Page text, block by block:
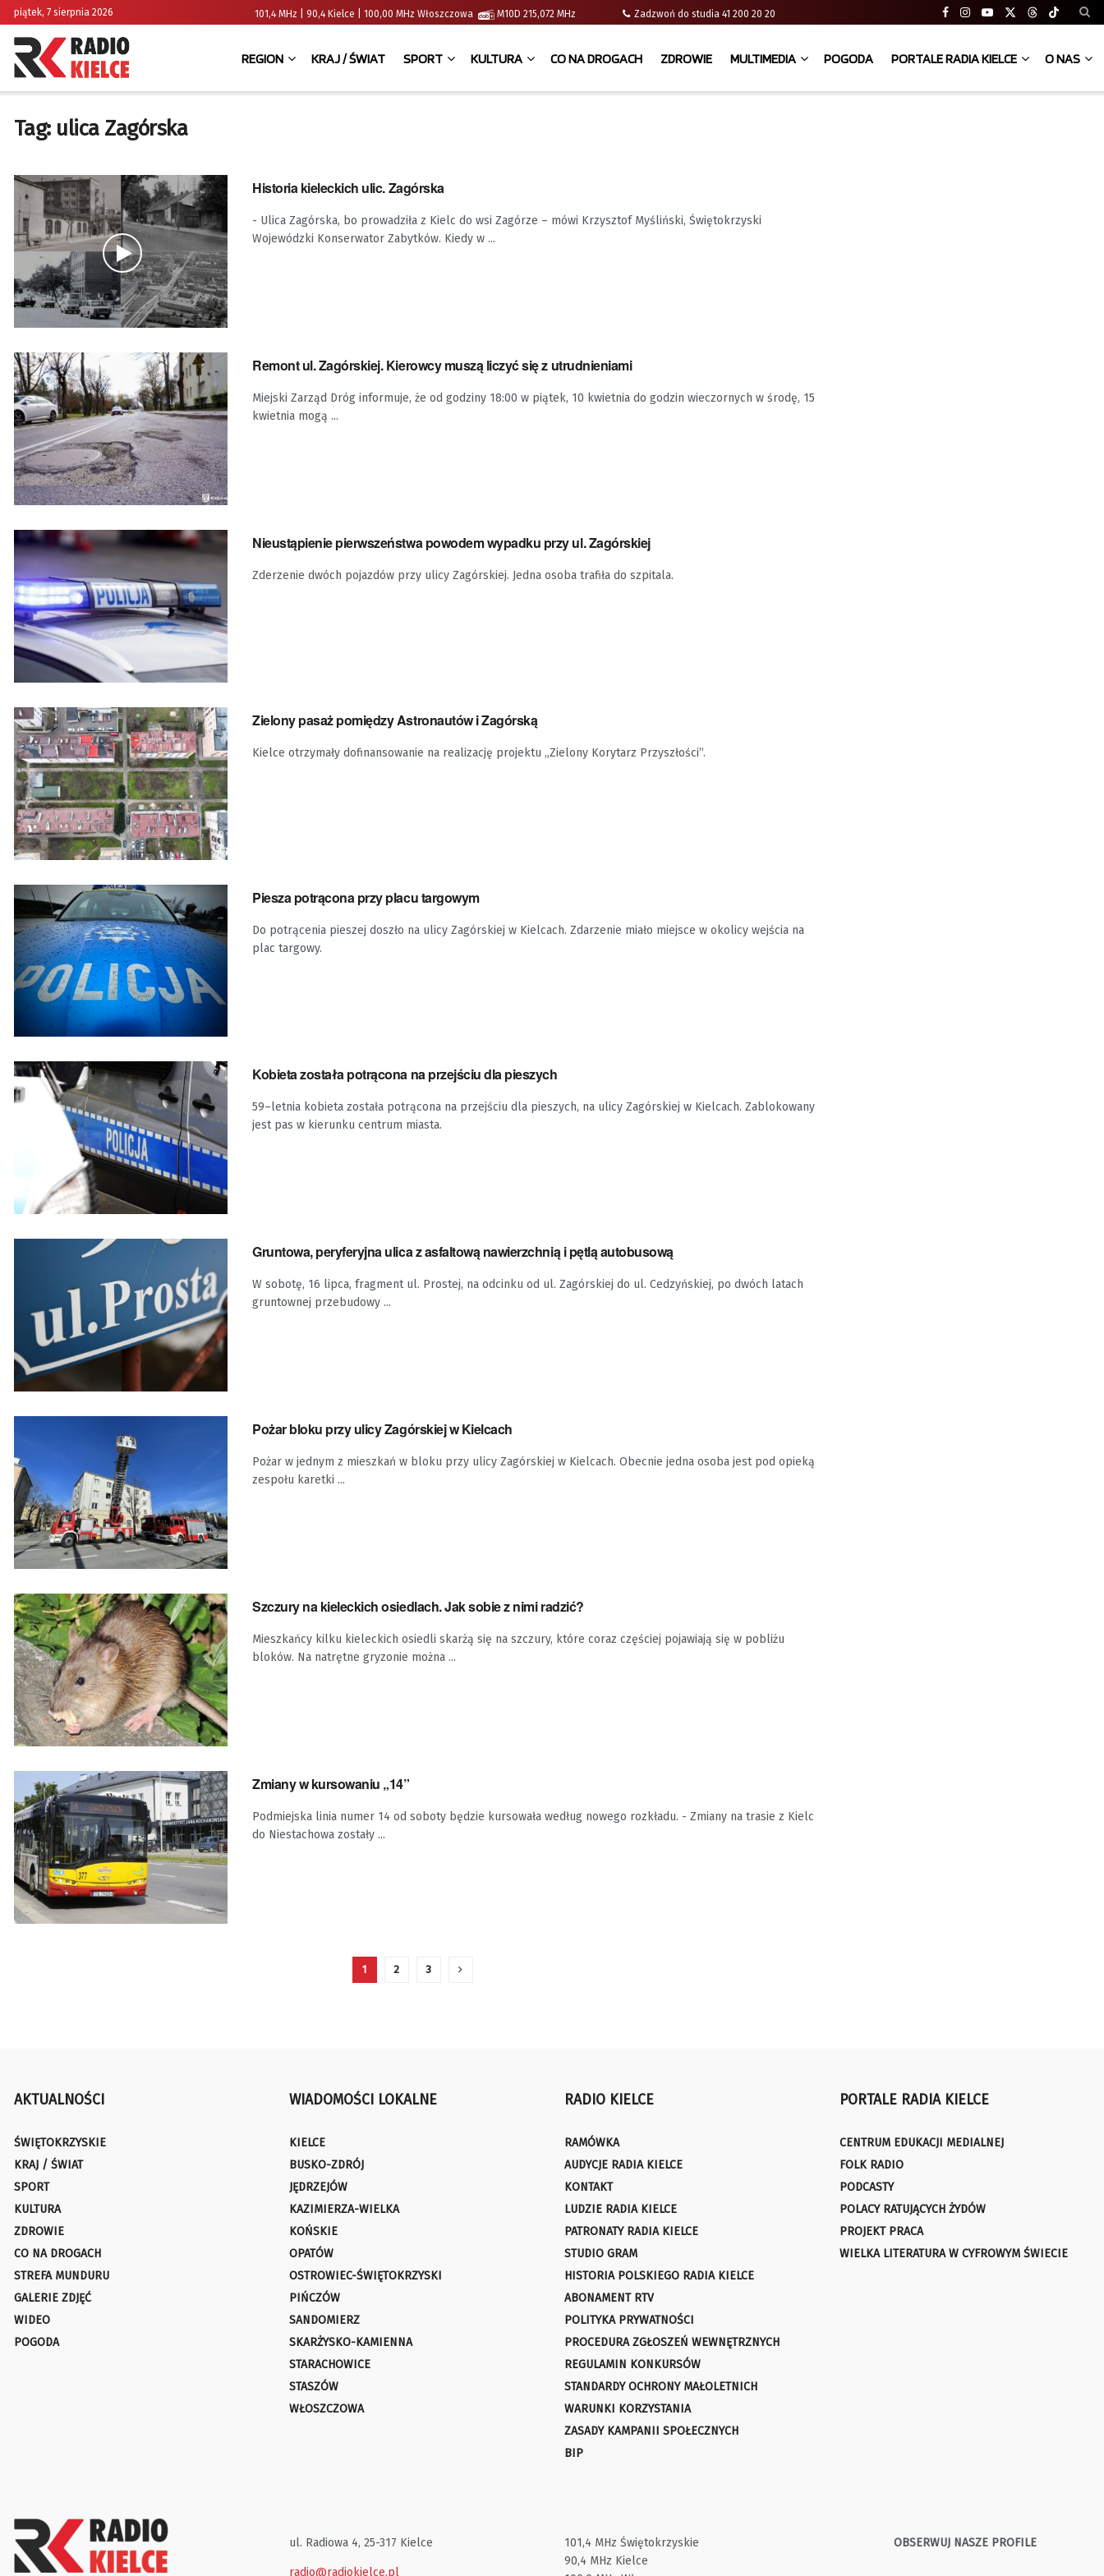
piątek, 7 sierpnia 2026 101,4 MHz | 90,4 Kielce | 100,00 MHz Włoszczowa M10D 215,072 MHz Zadzwoń do studia 41 200 20 20
REGION KRAJ / ŚWIAT SPORT KULTURA CO NA DROGACH ZDROWIE MULTIMEDIA POGODA PORTALE RADIA KIELCE O NAS
Tag: ulica Zagórska
Historia kieleckich ulic. Zagórska
- Ulica Zagórska, bo prowadziła z Kielc do wsi Zagórze – mówi Krzysztof Myśliński, Świętokrzyski
Wojewódzki Konserwator Zabytków. Kiedy w ...
Remont ul. Zagórskiej. Kierowcy muszą liczyć się z utrudnieniami
Miejski Zarząd Dróg informuje, że od godziny 18:00 w piątek, 10 kwietnia do godzin wieczornych w środę, 15
kwietnia mogą ...
Nieustąpienie pierwszeństwa powodem wypadku przy ul. Zagórskiej
Zderzenie dwóch pojazdów przy ulicy Zagórskiej. Jedna osoba trafiła do szpitala.
Zielony pasaż pomiędzy Astronautów i Zagórską
Kielce otrzymały dofinansowanie na realizację projektu „Zielony Korytarz Przyszłości”.
Piesza potrącona przy placu targowym
Do potrącenia pieszej doszło na ulicy Zagórskiej w Kielcach. Zdarzenie miało miejsce w okolicy wejścia na
plac targowy.
Kobieta została potrącona na przejściu dla pieszych
59–letnia kobieta została potrącona na przejściu dla pieszych, na ulicy Zagórskiej w Kielcach. Zablokowany
jest pas w kierunku centrum miasta.
Gruntowa, peryferyjna ulica z asfaltową nawierzchnią i pętlą autobusową
W sobotę, 16 lipca, fragment ul. Prostej, na odcinku od ul. Zagórskiej do ul. Cedzyńskiej, po dwóch latach
gruntownej przebudowy ...
Pożar bloku przy ulicy Zagórskiej w Kielcach
Pożar w jednym z mieszkań w bloku przy ulicy Zagórskiej w Kielcach. Obecnie jedna osoba jest pod opieką
zespołu karetki ...
Szczury na kieleckich osiedlach. Jak sobie z nimi radzić?
Mieszkańcy kilku kieleckich osiedli skarżą się na szczury, które coraz częściej pojawiają się w pobliżu
bloków. Na natrętne gryzonie można ...
Zmiany w kursowaniu „14”
Podmiejska linia numer 14 od soboty będzie kursowała według nowego rozkładu. - Zmiany na trasie z Kielc
do Niestachowa zostały ...
1 2 3
AKTUALNOŚCI
ŚWIĘTOKRZYSKIE
KRAJ / ŚWIAT
SPORT
KULTURA
ZDROWIE
CO NA DROGACH
STREFA MUNDURU
GALERIE ZDJĘĆ
WIDEO
POGODA
WIADOMOŚCI LOKALNE
KIELCE
BUSKO-ZDRÓJ
JĘDRZEJÓW
KAZIMIERZA-WIELKA
KOŃSKIE
OPATÓW
OSTROWIEC-ŚWIĘTOKRZYSKI
PIŃCZÓW
SANDOMIERZ
SKARŻYSKO-KAMIENNA
STARACHOWICE
STASZÓW
WŁOSZCZOWA
RADIO KIELCE
RAMÓWKA
AUDYCJE RADIA KIELCE
KONTAKT
LUDZIE RADIA KIELCE
PATRONATY RADIA KIELCE
STUDIO GRAM
HISTORIA POLSKIEGO RADIA KIELCE
ABONAMENT RTV
POLITYKA PRYWATNOŚCI
PROCEDURA ZGŁOSZEŃ WEWNĘTRZNYCH
REGULAMIN KONKURSÓW
STANDARDY OCHRONY MAŁOLETNICH
WARUNKI KORZYSTANIA
ZASADY KAMPANII SPOŁECZNYCH
BIP
PORTALE RADIA KIELCE
CENTRUM EDUKACJI MEDIALNEJ
FOLK RADIO
PODCASTY
POLACY RATUJĄCYCH ŻYDÓW
PROJEKT PRACA
WIELKA LITERATURA W CYFROWYM ŚWIECIE
ul. Radiowa 4, 25-317 Kielce
radio@radiokielce.pl
101,4 MHz Świętokrzyskie
90,4 MHz Kielce
OBSERWUJ NASZE PROFILE